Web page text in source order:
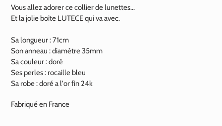
Vous allez adorer ce collier de lunettes...
Et la jolie boîte LUTECE qui va avec.
Sa longueur : 71cm
Son anneau : diamètre 35mm
Sa couleur : doré
Ses perles : rocaille bleu
Sa robe : doré a l'or fin 24k
Fabriqué en France